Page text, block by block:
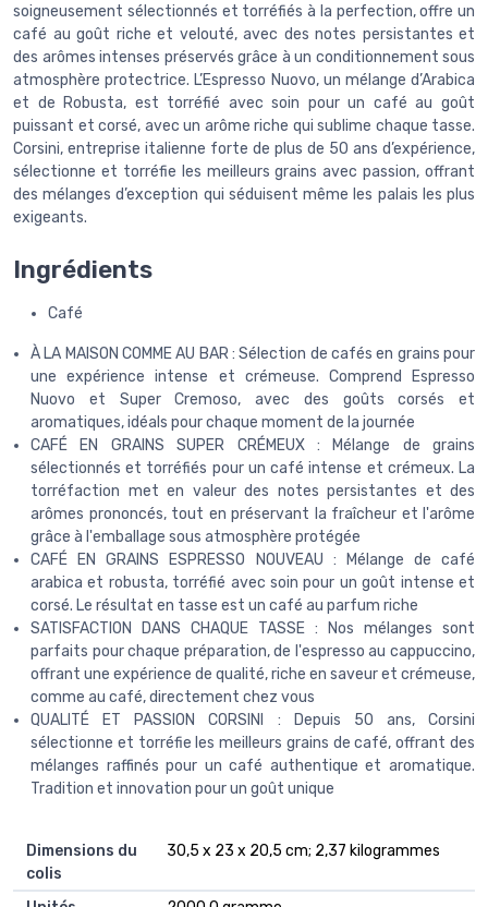
soigneusement sélectionnés et torréfiés à la perfection, offre un
café au goût riche et velouté, avec des notes persistantes et
des arômes intenses préservés grâce à un conditionnement sous
atmosphère protectrice. L’Espresso Nuovo, un mélange d’Arabica
et de Robusta, est torréfié avec soin pour un café au goût
puissant et corsé, avec un arôme riche qui sublime chaque tasse.
Corsini, entreprise italienne forte de plus de 50 ans d’expérience,
sélectionne et torréfie les meilleurs grains avec passion, offrant
des mélanges d’exception qui séduisent même les palais les plus
exigeants.
Ingrédients
Café
À LA MAISON COMME AU BAR : Sélection de cafés en grains pour
une expérience intense et crémeuse. Comprend Espresso
Nuovo et Super Cremoso, avec des goûts corsés et
aromatiques, idéals pour chaque moment de la journée
CAFÉ EN GRAINS SUPER CRÉMEUX : Mélange de grains
sélectionnés et torréfiés pour un café intense et crémeux. La
torréfaction met en valeur des notes persistantes et des
arômes prononcés, tout en préservant la fraîcheur et l'arôme
grâce à l'emballage sous atmosphère protégée
CAFÉ EN GRAINS ESPRESSO NOUVEAU : Mélange de café
arabica et robusta, torréfié avec soin pour un goût intense et
corsé. Le résultat en tasse est un café au parfum riche
SATISFACTION DANS CHAQUE TASSE : Nos mélanges sont
parfaits pour chaque préparation, de l'espresso au cappuccino,
offrant une expérience de qualité, riche en saveur et crémeuse,
comme au café, directement chez vous
QUALITÉ ET PASSION CORSINI : Depuis 50 ans, Corsini
sélectionne et torréfie les meilleurs grains de café, offrant des
mélanges raffinés pour un café authentique et aromatique.
Tradition et innovation pour un goût unique
Dimensions du
colis
‎30,5 x 23 x 20,5 cm; 2,37 kilogrammes